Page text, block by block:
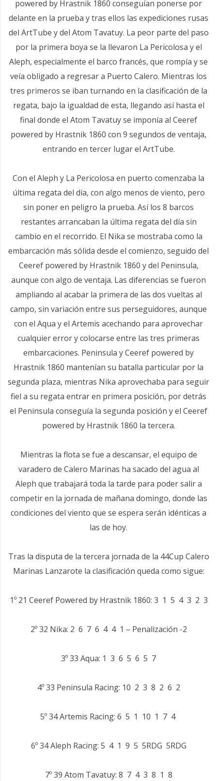
powered by Hrastnik 1860 conseguían ponerse por
delante en la prueba y tras ellos las expediciones rusas
del ArtTube y del Atom Tavatuy. La peor parte del paso
por la primera boya se la llevaron La Pericolosa y el
Aleph, especialmente el barco francés, que rompía y se
veía obligado a regresar a Puerto Calero. Mientras los
tres primeros se iban turnando en la clasificación de la
regata, bajo la igualdad de esta, llegando así hasta el
final donde el Atom Tavatuy se imponía al Ceeref
powered by Hrastnik 1860 con 9 segundos de ventaja,
entrando en tercer lugar el ArtTube.
Con el Aleph y La Pericolosa en puerto comenzaba la
última regata del día, con algo menos de viento, pero
sin poner en peligro la prueba. Así los 8 barcos
restantes arrancaban la última regata del día sin
cambio en el recorrido. El Nika se mostraba como la
embarcación más sólida desde el comienzo, seguido del
Ceeref powered by Hrastnik 1860 y del Peninsula,
aunque con algo de ventaja. Las diferencias se fueron
ampliando al acabar la primera de las dos vueltas al
campo, sin variación entre sus perseguidores, aunque
con el Aqua y el Artemis acechando para aprovechar
cualquier error y colocarse entre las tres primeras
embarcaciones. Peninsula y Ceeref powered by
Hrastnik 1860 mantenían su batalla particular por la
segunda plaza, mientras Nika aprovechaba para seguir
fiel a su regata entrar en primera posición, por detrás
el Peninsula conseguía la segunda posición y el Ceeref
powered by Hrastnik 1860 la tercera.
Mientras la flota se fue a descansar, el equipo de
varadero de Calero Marinas ha sacado del agua al
Aleph que trabajará toda la tarde para poder salir a
competir en la jornada de mañana domingo, donde las
condiciones del viento que se espera serán idénticas a
las de hoy.
Tras la disputa de la tercera jornada de la 44Cup Calero
Marinas Lanzarote la clasificación queda como sigue:
1º 21 Ceeref Powered by Hrastnik 1860: 3 1 5 4 3 2 3
2º 32 Nika: 2 6 7 6 4 4 1 – Penalización -2
3º33 Aqua: 1 3 6 5 6 5 7
4º 33 Peninsula Racing: 10 2 3 8 2 6 2
5º 34 Artemis Racing: 6 5 1 10 1 7 4
6º 34 Aleph Racing: 5 4 1 9 5 5RDG 5RDG
7º 39 Atom Tavatuy: 8 7 4 3 8 1 8